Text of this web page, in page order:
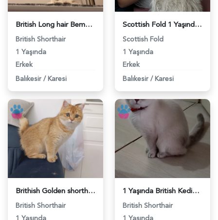
British Long hair Bembeyaz 7 aylık - 118984402
British Shorthair
1 Yaşında
Erkek
Balıkesir / Karesi
Scottish Fold 1 Yaşında Kedim Eş Arıyor - 118984306
Scottish Fold
1 Yaşında
Erkek
Balıkesir / Karesi
Brithish Golden shorthair kızıma eş arıyorum - 118984032
British Shorthair
1 Yaşında
1 Yaşında British Kedime Eş Arıyorum - 118983771
British Shorthair
1 Yaşında